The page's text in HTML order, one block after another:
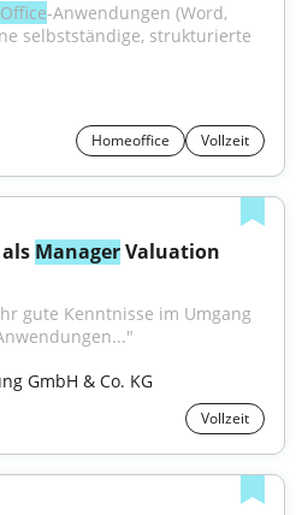
Office-Anwendungen (Word,
selbstständige, strukturierte
Homeoffice Vollzeit
Manager Valuation
gute Kenntnisse im Umgang
GmbH & Co. KG
Vollzeit